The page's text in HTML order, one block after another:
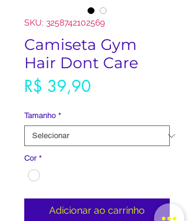
SKU: 3258742102569
Camiseta Gym
Hair Dont Care
R$ 39,90
Tamanho *
Cor *
Adicionar ao carrinho